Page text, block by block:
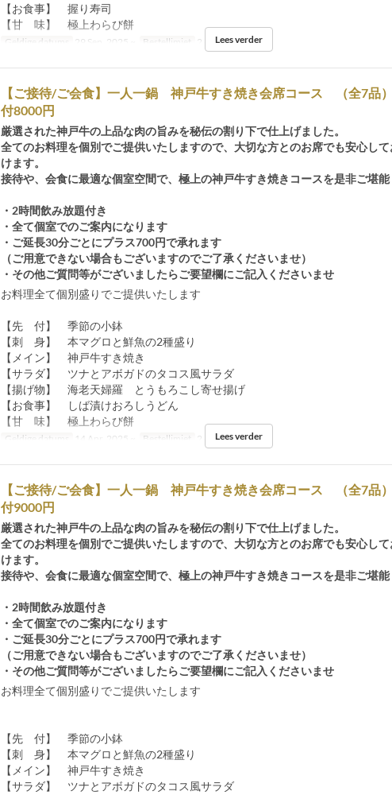
【お食事】 握り寿司
【甘 味】 極上わらび餅
Geldige datums 29 Sep, 2025 ~ Bestellimiet 2 ~ Lees verder
【ご接待/ご会食】一人一鍋 神戸牛すき焼き会席コース （全7品
付8000円
厳選された神戸牛の上品な肉の旨みを秘伝の割り下で仕上げました。
全てのお料理を個別でご提供いたしますので、大切な方とのお席でも安心し
けます。
接待や、会食に最適な個室空間で、極上の神戸牛すき焼きコースを是非ご堪能
・2時間飲み放題付き
・全て個室でのご案内になります
・ご延長30分ごとにプラス700円で承れます
（ご用意できない場合もございますのでご了承くださいませ）
・その他ご質問等がございましたらご要望欄にご記入くださいませ
お料理全て個別盛りでご提供いたします
【先 付】 季節の小鉢
【刺 身】 本マグロと鮮魚の2種盛り
【メイン】 神戸牛すき焼き
【サラダ】 ツナとアボガドのタコス風サラダ
【揚げ物】 海老天婦羅 とうもろこし寄せ揚げ
【お食事】 しば漬けおろしうどん
【甘 味】 極上わらび餅
Geldige datums 14 Apr, 2025 ~ Bestellimiet 2 ~ 18Lees verder
【ご接待/ご会食】一人一鍋 神戸牛すき焼き会席コース （全7品
付9000円
厳選された神戸牛の上品な肉の旨みを秘伝の割り下で仕上げました。
全てのお料理を個別でご提供いたしますので、大切な方とのお席でも安心し
けます。
接待や、会食に最適な個室空間で、極上の神戸牛すき焼きコースを是非ご堪能
・2時間飲み放題付き
・全て個室でのご案内になります
・ご延長30分ごとにプラス700円で承れます
（ご用意できない場合もございますのでご了承くださいませ）
・その他ご質問等がございましたらご要望欄にご記入くださいませ
お料理全て個別盛りでご提供いたします
【先 付】 季節の小鉢
【刺 身】 本マグロと鮮魚の2種盛り
【メイン】 神戸牛すき焼き
【サラダ】 ツナとアボガドのタコス風サラダ